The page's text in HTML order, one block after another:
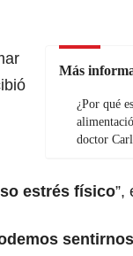
Más
¿Por qué
doctor
estrés físico”,